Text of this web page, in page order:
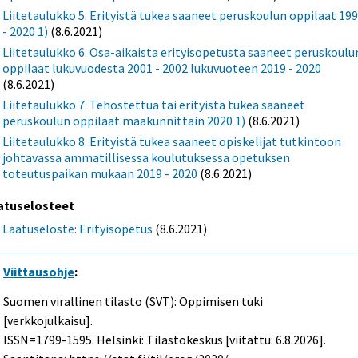
Liitetaulukko 5. Erityistä tukea saaneet peruskoulun oppilaat
- 2020 1) (8.6.2021)
Liitetaulukko 6. Osa-aikaista erityisopetusta saaneet
oppilaat lukuvuodesta 2001 - 2002 lukuvuoteen 2019 - 2020
(8.6.2021)
Liitetaulukko 7. Tehostettua tai erityistä tukea saaneet
peruskoulun oppilaat maakunnittain 2020 1) (8.6.2021)
Liitetaulukko 8. Erityistä tukea saaneet opiskelijat tutkintoon
johtavassa ammatillisessa koulutuksessa opetuksen
toteutuspaikan mukaan 2019 - 2020 (8.6.2021)
Laatuseloste: Erityisopetus (8.6.2021)
Viittausohje:
Suomen virallinen tilasto (SVT): Oppimisen tuki
[verkkojulkaisu].
ISSN=1799-1595. Helsinki: Tilastokeskus [viitattu: 6.8.2026].